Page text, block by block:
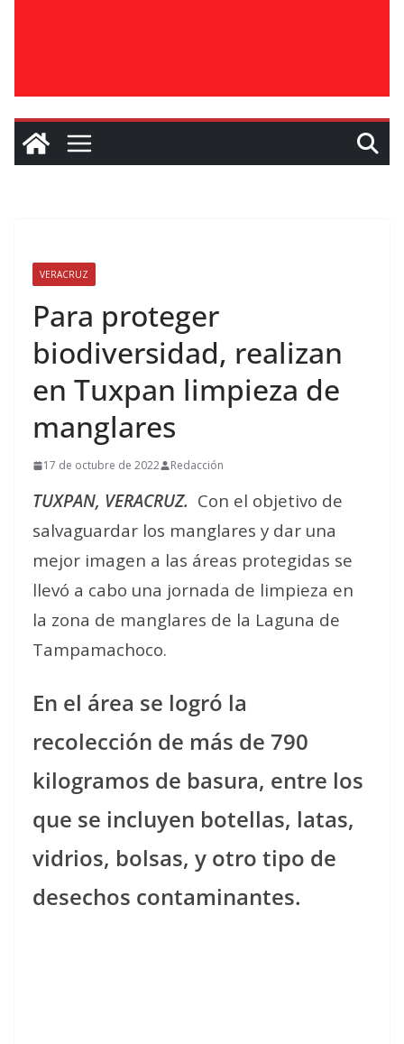
VERACRUZ
Para proteger
biodiversidad, realizan
en Tuxpan limpieza de
manglares
17 de octubre de 2022 Redacción
TUXPAN, VERACRUZ. Con el objetivo de
salvaguardar los manglares y dar una
mejor imagen a las áreas protegidas se
llevó a cabo una jornada de limpieza en
la zona de manglares de la Laguna de
Tampamachoco.
En el área se logró la
recolección de más de 790
kilogramos de basura, entre los
que se incluyen botellas, latas,
vidrios, bolsas, y otro tipo de
desechos contaminantes.